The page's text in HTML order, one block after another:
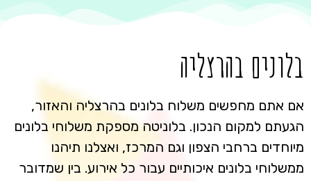
בלונים בהרצליה
אם אתם מחפשים משלוח בלונים בהרצליה והאזור,
הגעתם למקום הנכון. בלוניטה מספקת משלוחי בלונים
מיוחדים ברחבי הצפון וגם המרכז, ואצלנו תיהנו
ממשלוחי בלונים איכותיים עבור כל אירוע. בין שמדובר